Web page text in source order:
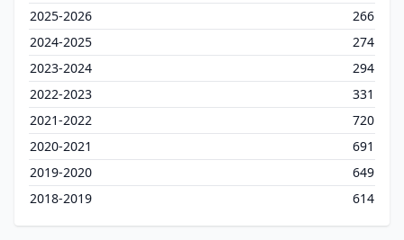
2025-2026
266
2024-2025
274
2023-2024
294
2022-2023
331
2021-2022
720
2020-2021
691
2019-2020
649
2018-2019
614